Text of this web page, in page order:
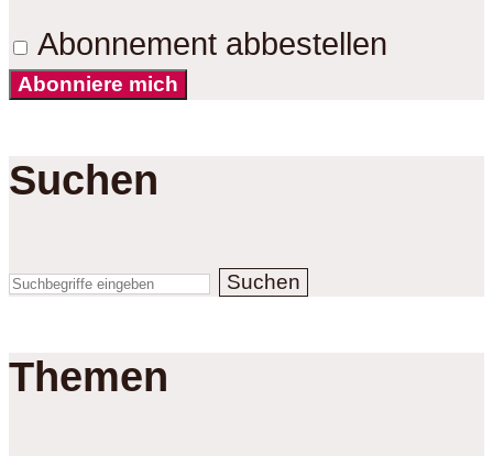
Abonnement abbestellen
Abonniere mich
Suchen
Suchen
Themen